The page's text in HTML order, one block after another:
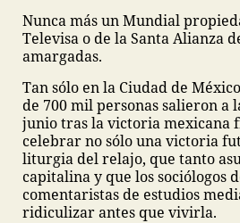
Nunca más un Mundial
Televisa o de la Santa Alianza
amargadas.
Tan sólo en la Ciudad de
de 700 mil personas salieron a
junio tras la victoria mexicana
celebrar no sólo una victoria
liturgia del relajo, que tanto
capitalina y que los sociólogos
comentaristas de estudios
ridiculizar antes que vivirla.